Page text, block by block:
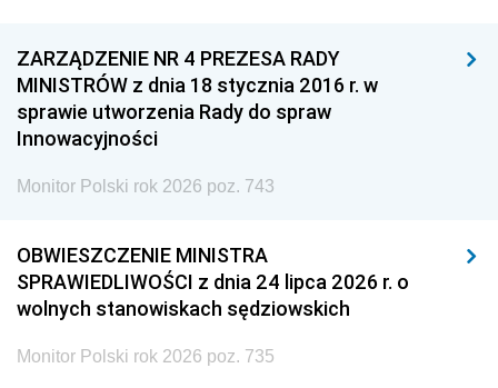
ZARZĄDZENIE NR 4 PREZESA RADY
MINISTRÓW z dnia 18 stycznia 2016 r. w
sprawie utworzenia Rady do spraw
Innowacyjności
Monitor Polski rok 2026 poz. 743
OBWIESZCZENIE MINISTRA
SPRAWIEDLIWOŚCI z dnia 24 lipca 2026 r. o
wolnych stanowiskach sędziowskich
Monitor Polski rok 2026 poz. 735